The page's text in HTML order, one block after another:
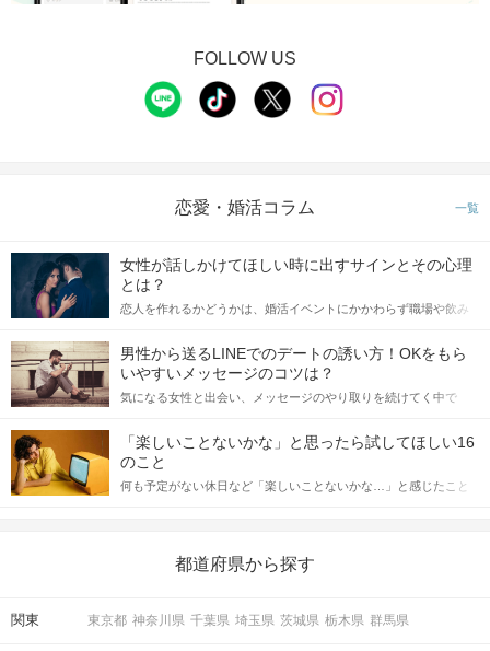
FOLLOW US
恋愛・婚活コラム 一覧
女性が話しかけてほしい時に出すサインとその心理
とは？
恋人を作れるかどうかは、婚活イベントにかかわらず職場や飲み
てアプローチできるかにも左右されます。 これから恋人作りを本
格的に始めようとしている方は、女性が異性を求めて出すサイン
をしっかりと理解し、正しい行動に移せるかどうかが重要。 この
記事では、女性が話しかけて欲しい時に出すサインとその心理を
合にどのような行動に繋げるべきかをご紹介していきます。
男性から送るLINEでのデートの誘い方！OKをもら
いやすいメッセージのコツは？
気になる女性と出会い、メッセージのやり取りを続けてく中で
しかし、中には「どう誘ったらいいの？」とお困りの男性もいら
っしゃるのではないでしょうか。 そこで今回は、男性から女性へ
送るLINEでのデートの誘い方のコツをご紹介します。例文も混じ
えながら解説するので、ぜひ参考にしてください。
「楽しいことないかな」と思ったら試してほしい16
のこと
何も予定がない休日など「楽しいことないかな…」と感じたこと
の楽しいことアイデアを集めました♪ いままさに楽しいことを探し
都道府県から探す
関東 東京都 神奈川県 千葉県 埼玉県 茨城県 栃木県 群馬県